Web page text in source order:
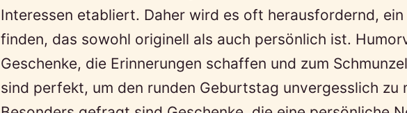
Interessen etabliert. Daher wird es oft herausfordernd, ein
finden, das sowohl originell als auch persönlich ist.
Geschenke, die Erinnerungen schaffen und zum
sind perfekt, um den runden Geburtstag unvergesslich zu